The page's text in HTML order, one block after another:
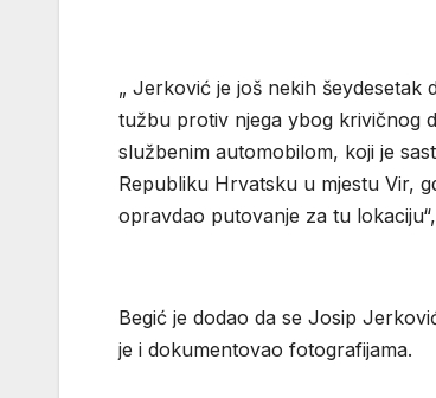
„ Jerković je još nekih šeydesetak
tužbu protiv njega ybog krivičnog
službenim automobilom, koji je
Republiku Hrvatsku u mjestu Vir,
opravdao putovanje za tu
Begić je dodao da se Josip
je i dokumentovao fotografijama.